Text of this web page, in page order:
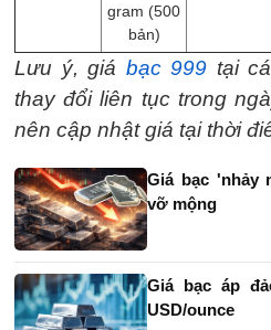
gram (500
bản)
Lưu ý, giá bạc 999 tại
thay đổi liên tục trong
nên cập nhật giá tại thời
Giá bạc 'nhảy
vỡ mộng
Giá bạc áp
USD/ounce